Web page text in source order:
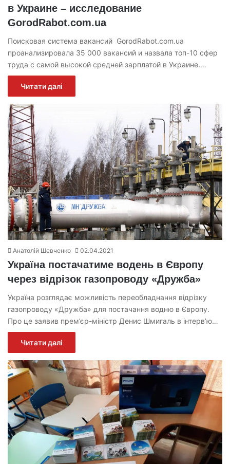
в Украине – исследование
GorodRabot.com.ua
Поисковая система вакансий GorodRabot.com.ua
проанализировала 35 000 вакансий и назвала топ-10 сфер
труда с самой высокой средней зарплатой в Украине.…
Читати далі
Анатолій Шевченко 02.04.2021
Україна постачатиме водень в Європу
через відрізок газопроводу «Дружба»
Україна розглядає можливість переобладнання відрізку
газопроводу «Дружба» для постачання водню в Європу.
Про це заявив прем’єр-міністр Денис Шмигаль в інтерв’ю…
Читати далі